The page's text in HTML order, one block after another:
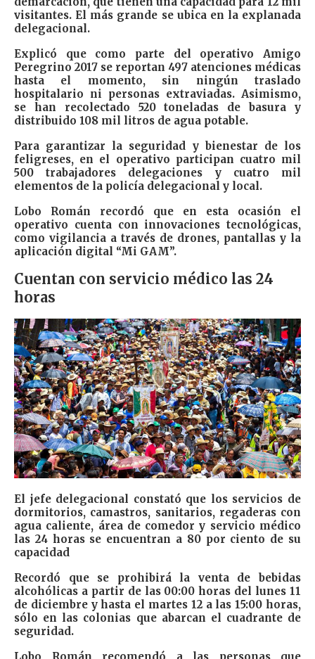
visitantes. El más grande se ubica en la explanada
delegacional.
Explicó que como parte del operativo Amigo
Peregrino 2017 se reportan 497 atenciones médicas
hasta el momento, sin ningún traslado
hospitalario ni personas extraviadas. Asimismo,
se han recolectado 520 toneladas de basura y
distribuido 108 mil litros de agua potable.
Para garantizar la seguridad y bienestar de los
feligreses, en el operativo participan cuatro mil
500 trabajadores delegaciones y cuatro mil
elementos de la policía delegacional y local.
Lobo Román recordó que en esta ocasión el
operativo cuenta con innovaciones tecnológicas,
como vigilancia a través de drones, pantallas y la
aplicación digital “Mi GAM”.
Cuentan con servicio médico las 24
horas
El jefe delegacional constató que los servicios de
dormitorios, camastros, sanitarios, regaderas con
agua caliente, área de comedor y servicio médico
las 24 horas se encuentran a 80 por ciento de su
capacidad
Recordó que se prohibirá la venta de bebidas
alcohólicas a partir de las 00:00 horas del lunes 11
de diciembre y hasta el martes 12 a las 15:00 horas,
sólo en las colonias que abarcan el cuadrante de
seguridad.